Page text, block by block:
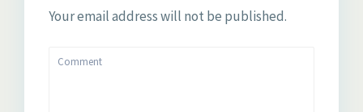
Your email address will not be published.